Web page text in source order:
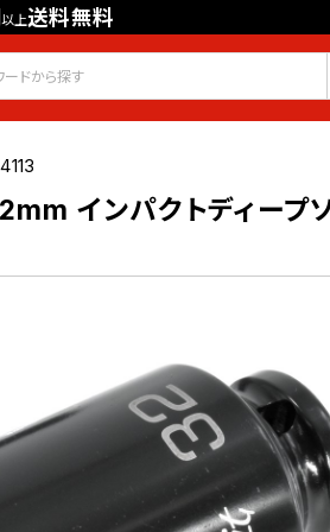
以上送料無料
会員登録 ログイン お気に入り
インパクトディープ